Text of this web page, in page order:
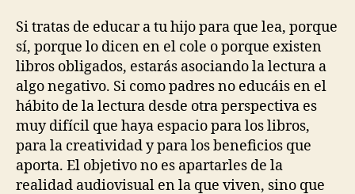
Si tratas de educar a tu hijo para que lea, porque
sí, porque lo dicen en el cole o porque existen
libros obligados, estarás asociando la lectura a
algo negativo. Si como padres no educáis en el
hábito de la lectura desde otra perspectiva es
muy difícil que haya espacio para los libros,
para la creatividad y para los beneficios que
aporta. El objetivo no es apartarles de la
realidad audiovisual en la que viven, sino que